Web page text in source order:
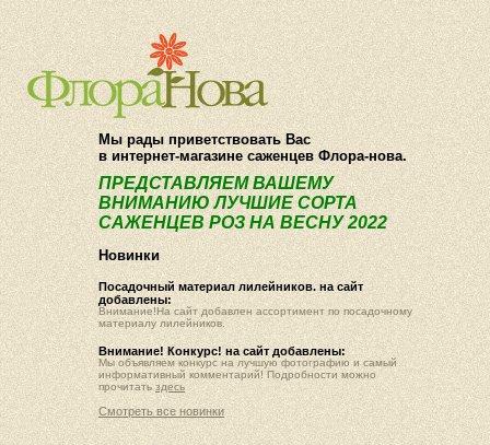
О компании Как купить
Мы рады приветствовать Вас
в интернет-магазине саженцев Флора-нова.
ПРЕДСТАВЛЯЕМ ВАШЕМУ
ВНИМАНИЮ ЛУЧШИЕ СОРТА
САЖЕНЦЕВ РОЗ НА ВЕСНУ 2022
Новинки
Посадочный материал лилейников. на сайт
добавлены:
Внимание!На сайт добавлен ассортимент по посадочному
материалу лилейников.
Внимание! Конкурс! на сайт добавлены:
Мы объявляем конкурс на лучшую фотографию и самый
информативный комментарий! Подробности можно
прочитать здесь
Смотреть все новинки